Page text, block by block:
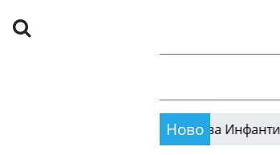
Ново
Нови неприятности за Инфантино -